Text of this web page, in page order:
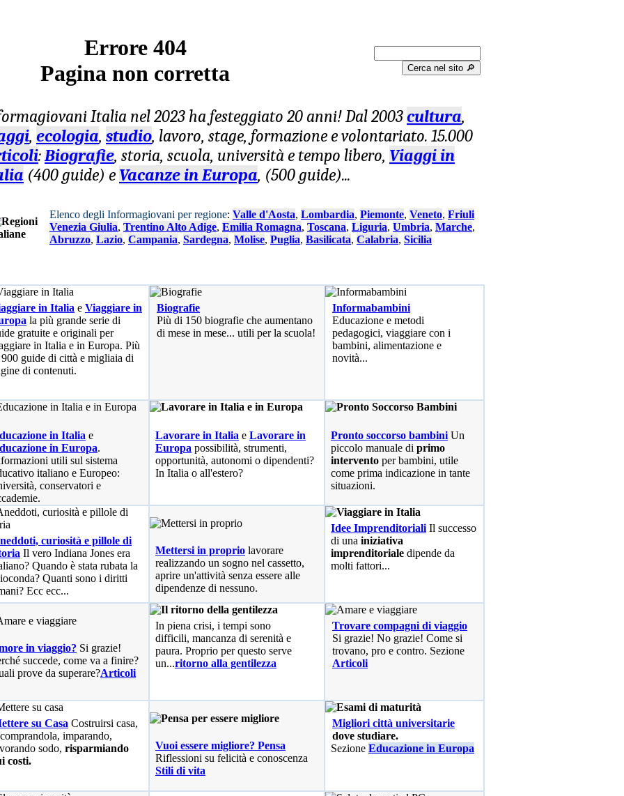
Errore 404
Pagina non corretta
Cerca nel sito 🔎︎
Italia nel 2023 ha festeggiato 20 anni! Dal 2003cultura,
, ecologia, studio, lavoro, stage, formazione e volontariato. 15.000
:Biografie, storia, scuola, università e tempo libero, Viaggi in
(400 guide) e Vacanze in Europa, (500 guide)...
Elenco degli Informagiovani per regione: Valle d'Aosta, Lombardia, Piemonte, Veneto, Friuli
Venezia Giulia, Trentino Alto Adige, Emilia Romagna, Toscana, Liguria, Umbria, Marche,
Abruzzo, Lazio, Campania, Sardegna, Molise, Puglia, Basilicata, Calabria, Sicilia
in Italia e Viaggiare in
la più grande serie di
gratuite e originali per
in Italia e in Europa. Più
guide di città e migliaia di
di contenuti.
Biografie
Più di 150 biografie che aumentano
di mese in mese... utili per la scuola!
Informabambini
Educazione e metodi
pedagogici, viaggiare con i
bambini, alimentazione e
novità...
in Italia e
in Europa.
utili sul sistema
italiano e Europeo:
conservatori e
Lavorare in Italia e Lavorare in
Europa possibilità, strumenti,
opportunità, autonomi o dipendenti?
In Italia o all'estero?
Pronto soccorso bambini Un
piccolo manuale di primo
intervento per bambini, utile
come prima indicazione in tante
situazioni.
curiosità e pillole di
Il vero Indiana Jones era
Quando è stata rubata la
Quanti sono i diritti
Ecc ecc...
Mettersi in proprio lavorare
realizzando un sogno nel cassetto,
aprire un'attività senza essere alle
dipendenze di nessuno.
Idee Imprenditoriali Il successo
di una iniziativa
imprenditoriale dipende da
molti fattori...
in viaggio? Si grazie!
succede, come va a finire?
prove da superare?Articoli
In piena crisi, i tempi sono
difficili, mancanza di serenità e
paura. Proprio per questo serve
un...ritorno alla gentilezza
Trovare compagni di viaggio
Si grazie! No grazie! Come si
trovano, pro e contro. Sezione
Articoli
su Casa Costruirsi casa,
imparando,
sodo, risparmiando
costi.
Vuoi essere migliore? Pensa
Riflessioni su felicità e conoscenza
Stili di vita
Migliori città universitarie
dove studiare.
Sezione Educazione in Europa